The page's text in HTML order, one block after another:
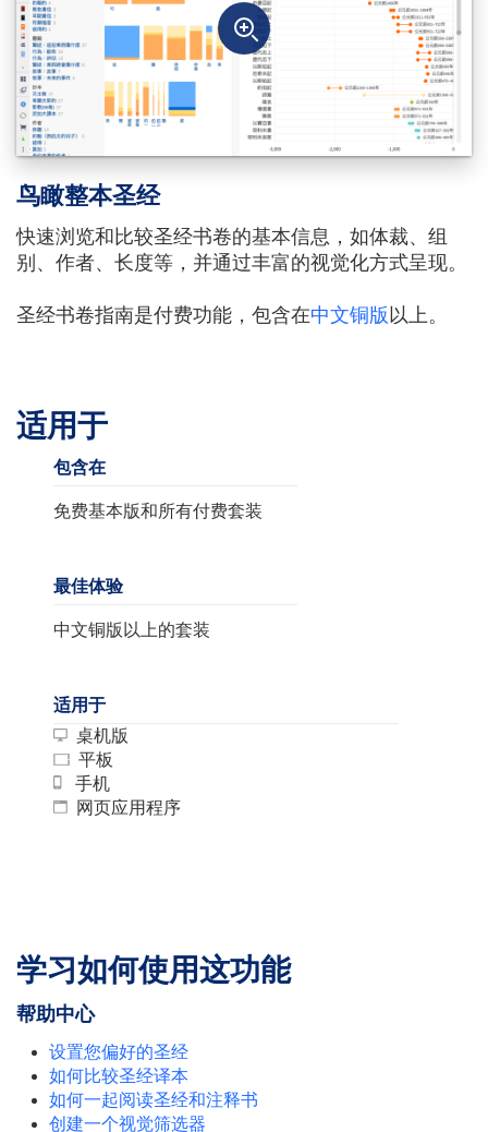
鸟瞰整本圣经
快速浏览和比较圣经书卷的基本信息，如体裁、组
别、作者、长度等，并通过丰富的视觉化方式呈现。
圣经书卷指南是付费功能，包含在中文铜版 以上。
适用于
包含在
免费基本版和所有付费套装
最佳体验
中文铜版以上的套装
适用于
桌机版
平板
手机
网页应用程序
学习如何使用这功能
帮助中心
设置您偏好的圣经
如何比较圣经译本
如何一起阅读圣经和注释书
创建一个视觉筛选器